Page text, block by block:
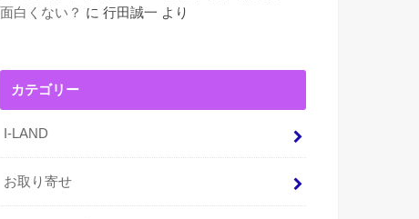
面白くない？ に 行田誠一 より
カテゴリー
I-LAND
お取り寄せ